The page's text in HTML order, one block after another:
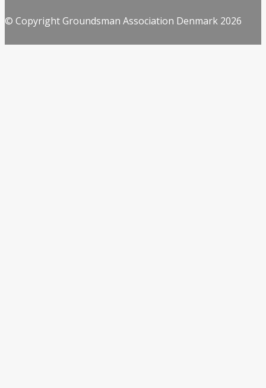
© Copyright Groundsman Association Denmark 2026